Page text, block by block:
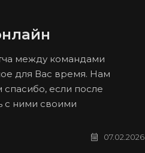
между командами
для Вас время. Нам
спасибо, если после
с ними своими
07.02.2026